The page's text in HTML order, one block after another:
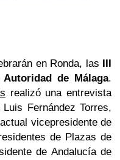
en Ronda, las III
de Málaga.
realizó una entrevista
Fernández Torres,
vicepresidente de
de Plazas de
de Andalucía de